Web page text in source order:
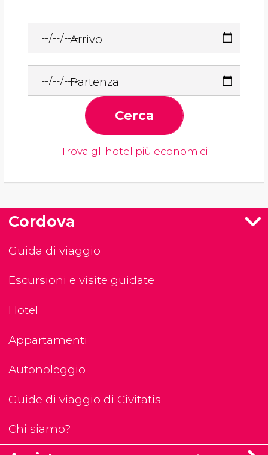
Arrivo
Partenza
Cerca
Trova gli hotel più economici
Cordova
Guida di viaggio
Escursioni e visite guidate
Hotel
Appartamenti
Autonoleggio
Guide di viaggio di Civitatis
Chi siamo?